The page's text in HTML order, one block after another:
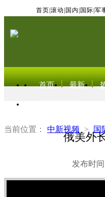
首页 滚动 国内 国际 军
首页 最新
当前位置： 中新视频 > 国
俄美外
发布时